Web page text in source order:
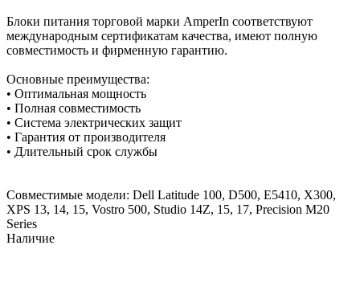
Блоки питания торговой марки AmperIn соответствуют
международным сертификатам качества, имеют полную
совместимость и фирменную гарантию.
Основные преимущества:
• Оптимальная мощность
• Полная совместимость
• Система электрических защит
• Гарантия от производителя
• Длительный срок службы
Совместимые модели: Dell Latitude 100, D500, E5410, X300,
XPS 13, 14, 15, Vostro 500, Studio 14Z, 15, 17, Precision M20
Series
Наличие